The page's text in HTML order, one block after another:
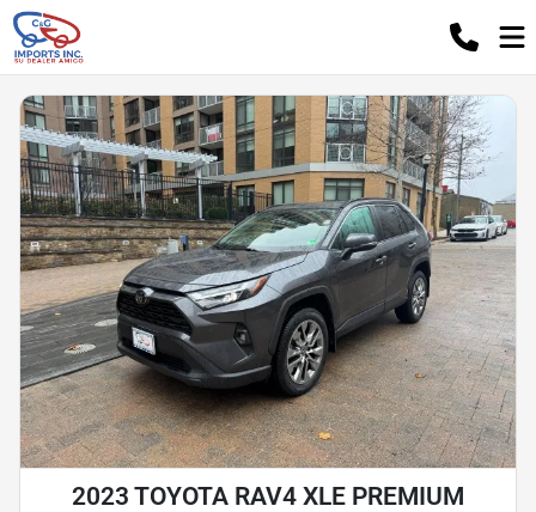
2023 TOYOTA RAV4 XLE PREMIUM